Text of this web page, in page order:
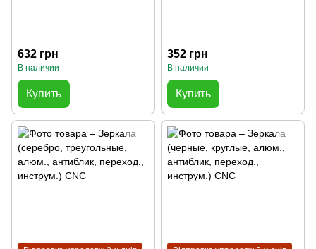
632 грн
В наличии
Купить
352 грн
В наличии
Купить